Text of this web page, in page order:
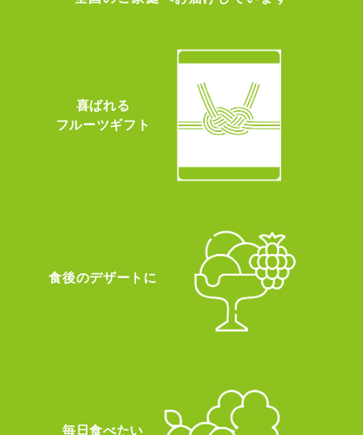
喜ばれる
フルーツギフト
食後のデザートに
毎日食べたい